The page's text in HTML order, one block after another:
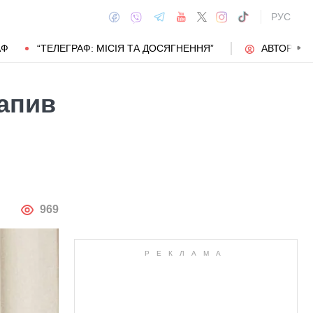
РУС
“ТЕЛЕГРАФ: МІСІЯ ТА ДОСЯГНЕННЯ” АВТОРИ
АВТОР
969